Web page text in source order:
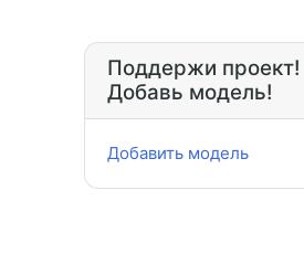
Поддержи проект!
Добавь модель!
Добавить модель